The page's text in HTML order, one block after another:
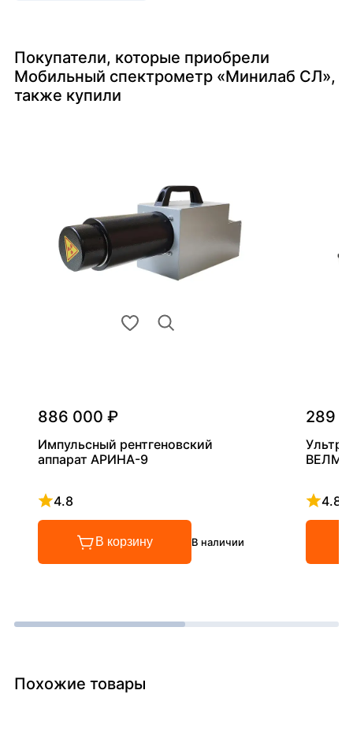
Покупатели, которые приобрели
Мобильный спектрометр «Минилаб СЛ»,
также купили
886 000 ₽
Импульсный рентгеновский
аппарат АРИНА-9
4.8
Рейтинг 4.8 из 5
В корзину В наличии
289
4.8
Похожие товары